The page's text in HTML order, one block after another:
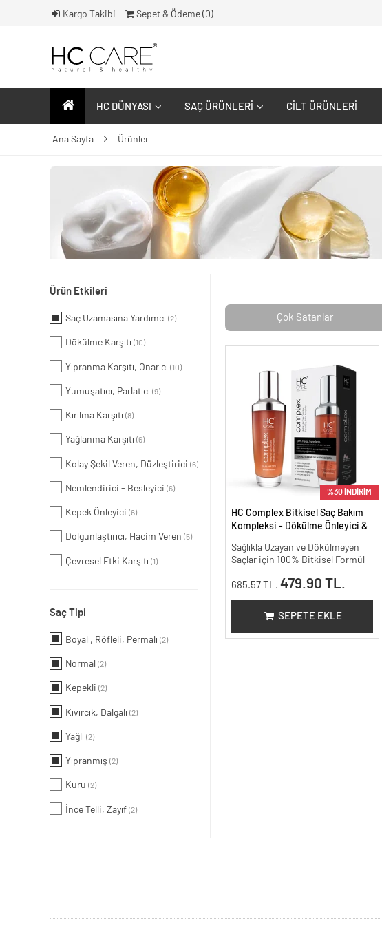
Kargo Takibi Sepet & Ödeme ( 0)
HC DÜNYASI SAÇ ÜRÜNLERI CILT ÜRÜNLERI
Ana Sayfa Ürünler
Ürün Etkileri
Saç Uzamasına Yardımcı (2)
Dökülme Karşıtı (10)
Yıpranma Karşıtı, Onarıcı (10)
Yumuşatıcı, Parlatıcı (9)
Kırılma Karşıtı (8)
Yağlanma Karşıtı (6)
Kolay Şekil Veren, Düzleştirici (6)
Nemlendirici - Besleyici (6)
Kepek Önleyici (6)
Dolgunlaştırıcı, Hacim Veren (5)
Çevresel Etki Karşıtı (1)
Saç Tipi
Boyalı, Röfleli, Permalı (2)
Normal (2)
Kepekli (2)
Kıvırcık, Dalgalı (2)
Yağlı (2)
Yıpranmış (2)
Kuru (2)
İnce Telli, Zayıf (2)
Çok Satanlar
%30 İNDİRİM
HC Complex Bitkisel Saç Bakım
Kompleksi - Dökülme Önleyici &
100 ml
Sağlıkla Uzayan ve Dökülmeyen
Saçlar için 100% Bitkisel Formül
685.57 TL. 479.90 TL.
SEPETE EKLE